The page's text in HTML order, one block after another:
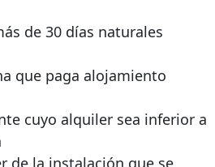
de 30 días naturales
que paga alojamiento
cuyo alquiler sea inferior a